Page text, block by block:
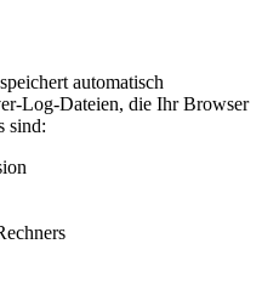
automatisch
Log-Dateien, die Ihr Browser
sind: